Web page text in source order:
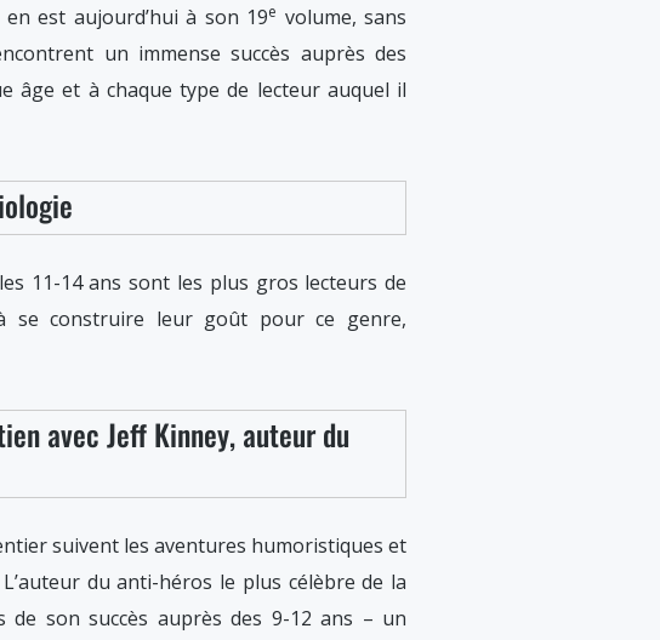
est aujourd’hui à son 19e volume, sans
un immense succès auprès des
âge et à chaque type de lecteur auquel il
11-14 ans sont les plus gros lecteurs de
à se construire leur goût pour ce genre,
avec Jeff Kinney, auteur du
suivent les aventures humoristiques et
du anti-héros le plus célèbre de la
son succès auprès des 9-12 ans – un